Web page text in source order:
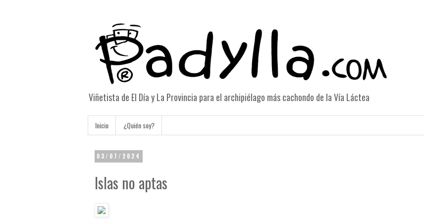
Viñetista de El Día y La Provincia para el archipiélago más cachondo de la Vía Láctea
Inicio ¿Quién soy?
03/07/2024
Islas no aptas